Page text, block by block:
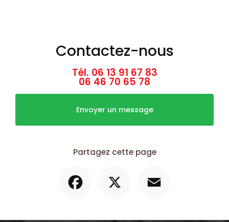
Contactez-nous
Tél. 06 13 91 67 83
06 46 70 65 78
Envoyer un message
Partagez cette page